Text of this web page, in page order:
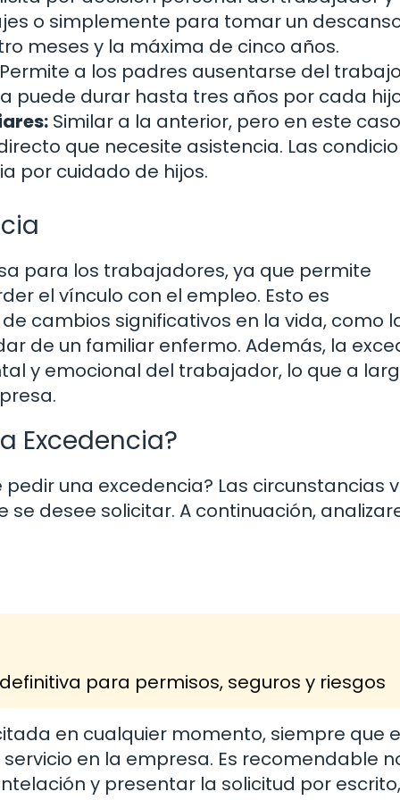
o simplemente para tomar un
meses y la máxima de cinco años.
a los padres ausentarse del
puede durar hasta tres años por cada
Similar a la anterior, pero en este
que necesite asistencia. Las
por cuidado de hijos.
para los trabajadores, ya que permite
el vínculo con el empleo. Esto es
cambios significativos en la vida, como
de un familiar enfermo. Además, la
y emocional del trabajador, lo que a
Excedencia?
una excedencia? Las circunstancias
desee solicitar. A continuación,
para permisos, seguros y riesgos
en cualquier momento, siempre que
en la empresa. Es recomendable
y presentar la solicitud por escrito,